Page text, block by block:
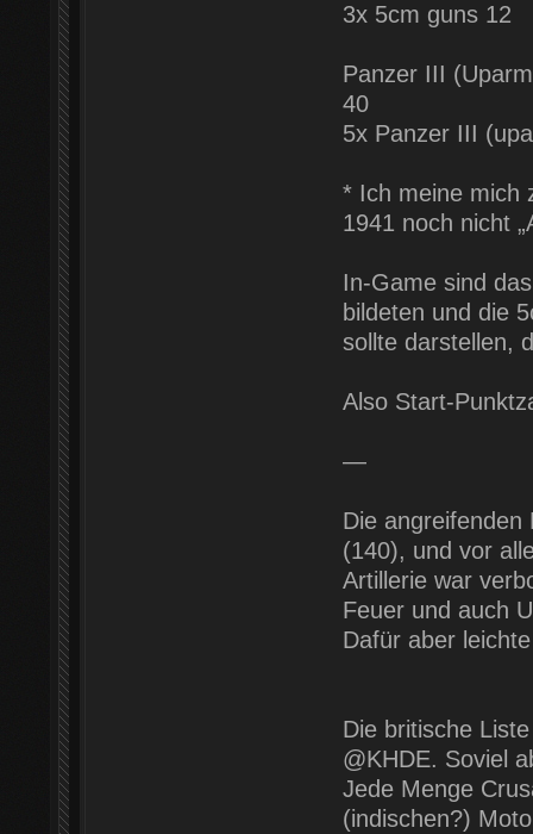
3x 5cm guns 12
Panzer III
40
5x Panzer III
* Ich meine mich
1941 noch nicht
In-Game sind
bildeten und die
sollte darstellen,
Also Start-
—
Die
(140), und vor
Artillerie war
Feuer und auch
Dafür aber
Die britische
@KHDE. Soviel
Jede Menge
(indischen?)